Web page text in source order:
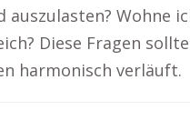
auszulasten? Wohne
Diese Fragen
harmonisch verläuft.